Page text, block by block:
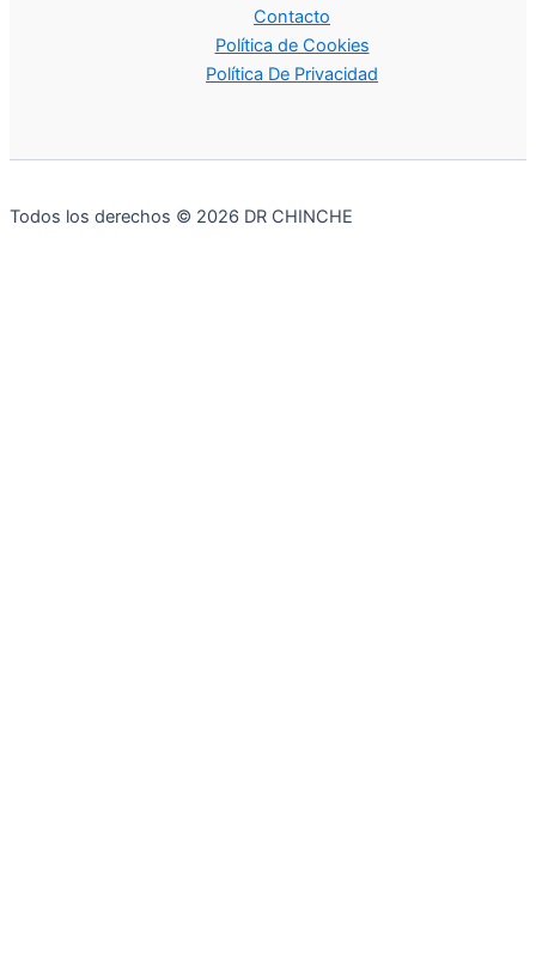
Contacto
Política de Cookies
Política De Privacidad
Todos los derechos © 2026 DR CHINCHE